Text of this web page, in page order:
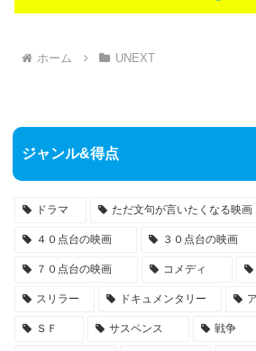
ホーム UNEXT
ジャンル&得点
ドラマ ただ文句が言いたくなる映画
４０点台の映画 ３０点台の映画
７０点台の映画 コメディ
スリラー ドキュメンタリー
ＳＦ サスペンス 戦争